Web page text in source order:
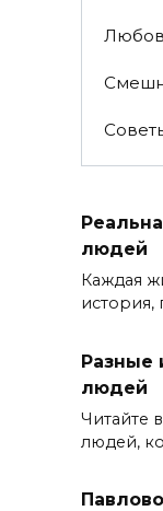
людей
Каждая
история,
Разные
людей
Читайте
людей,